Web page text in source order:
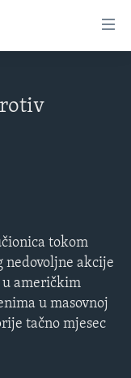
tokom
nedovoljne akcije
u američkim
u masovnoj
tačno mjesec